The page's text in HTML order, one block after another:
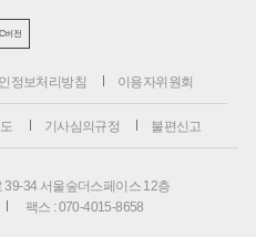
버전
정보처리방침 이용자위원회
기사심의규정 불편신고
34 서울숲더스페이스 12층
팩스 : 070-4015-8658